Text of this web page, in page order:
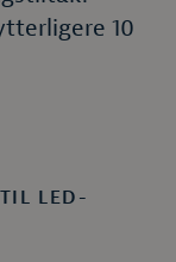
10
LED-